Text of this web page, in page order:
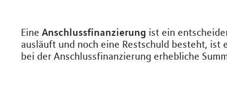
Eine Anschlussfinanzierung ist ein
ausläuft und noch eine Restschuld besteht,
bei der Anschlussfinanzierung erhebliche